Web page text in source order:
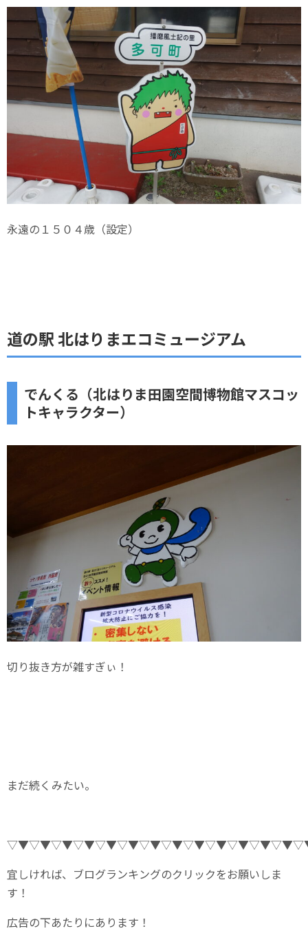
永遠の１５０４歳（設定）
道の駅 北はりまエコミュージアム
でんくる（北はりま田園空間博物館マスコッ
トキャラクター）
切り抜き方が雑すぎぃ！
まだ続くみたい。
宜しければ、ブログランキングのクリックをお願いしま
す！
広告の下あたりにあります！